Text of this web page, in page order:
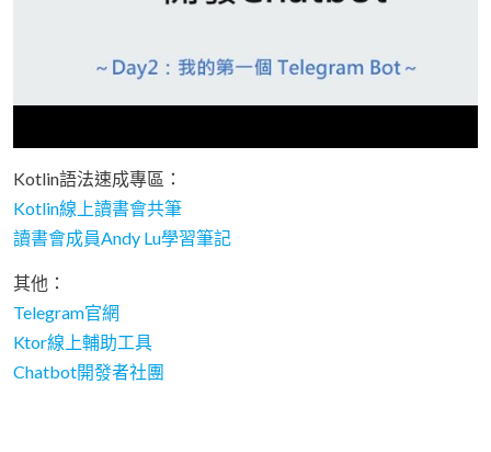
Kotlin語法速成專區：
Kotlin線上讀書會共筆
讀書會成員Andy Lu學習筆記
其他：
Telegram官網
Ktor線上輔助工具
Chatbot開發者社團